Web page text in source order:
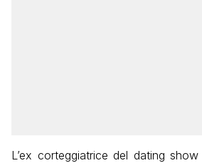
L’ex corteggiatrice del dating show